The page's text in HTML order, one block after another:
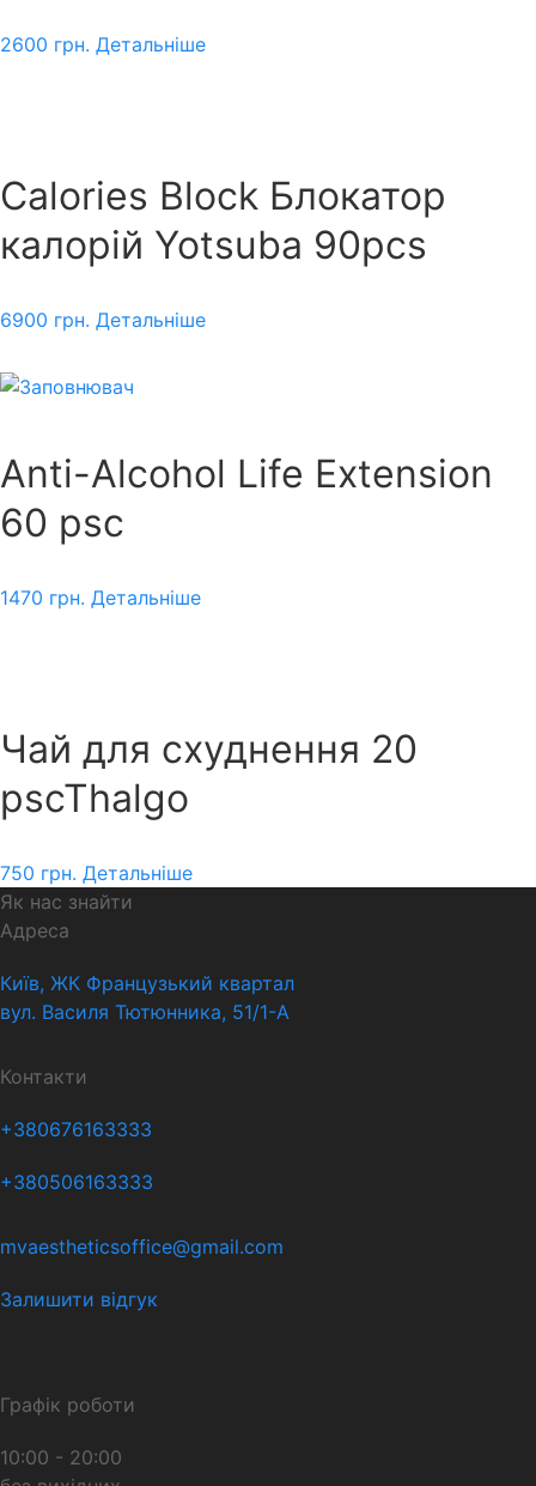
2600 грн. Детальніше
Calories Block Блокатор
калорій Yotsuba 90pcs
6900 грн. Детальніше
Anti-Alcohol Life Extension
60 psc
1470 грн. Детальніше
Чай для схуднення 20
pscThalgo
750 грн. Детальніше
Як нас знайти
Адреса
Київ, ЖК Французький квартал
вул. Василя Тютюнника, 51/1-А
Контакти
+380676163333
+380506163333
mvaestheticsoffice@gmail.com
Залишити відгук
Графік роботи
10:00 - 20:00